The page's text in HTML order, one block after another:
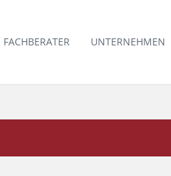
FACHBERATER UNTERNEHMEN